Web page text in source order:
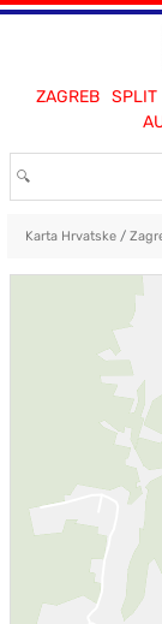
ZAGREB SPLIT
Karta Hrvatske/